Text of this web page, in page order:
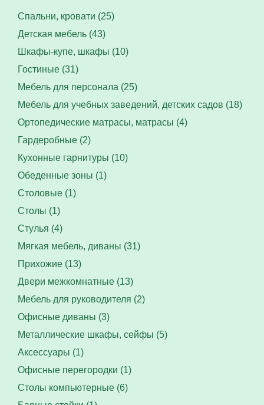
Спальни, кровати (25)
Детская мебель (43)
Шкафы-купе, шкафы (10)
Гостиные (31)
Мебель для персонала (25)
Мебель для учебных заведений, детских садов (18)
Ортопедические матрасы, матрасы (4)
Гардеробные (2)
Кухонные гарнитуры (10)
Обеденные зоны (1)
Столовые (1)
Столы (1)
Стулья (4)
Мягкая мебель, диваны (31)
Прихожие (13)
Двери межкомнатные (13)
Мебель для руководителя (2)
Офисные диваны (3)
Металлические шкафы, сейфы (5)
Аксессуары (1)
Офисные перегородки (1)
Столы компьютерные (6)